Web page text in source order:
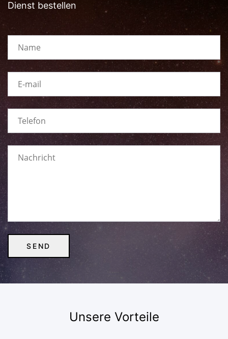
Dienst bestellen
Unsere Vorteile